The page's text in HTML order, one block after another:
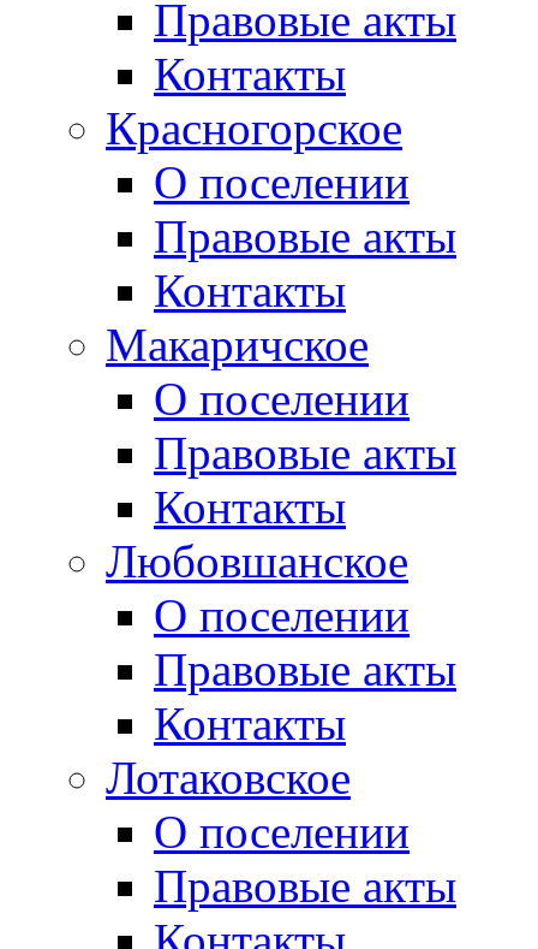
Правовые акты
Контакты
Красногорское
О поселении
Правовые акты
Контакты
Макаричское
О поселении
Правовые акты
Контакты
Любовшанское
О поселении
Правовые акты
Контакты
Лотаковское
О поселении
Правовые акты